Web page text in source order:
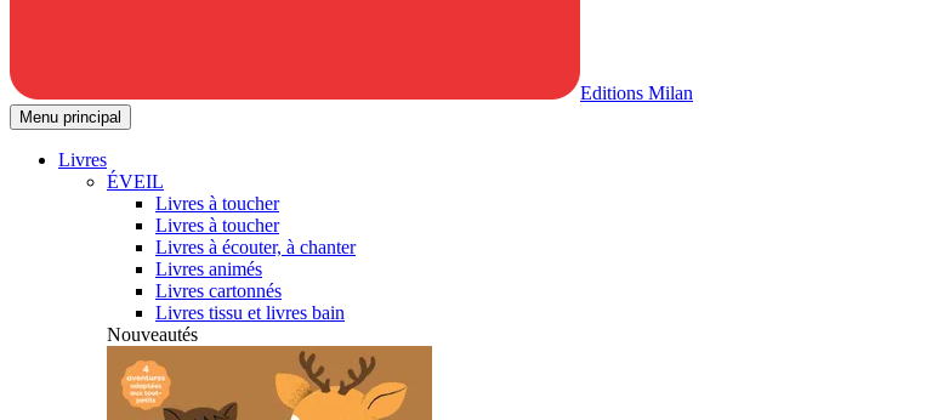
Editions Milan
Menu principal
Livres
ÉVEIL
Livres à toucher
Livres à toucher
Livres à écouter, à chanter
Livres animés
Livres cartonnés
Livres tissu et livres bain
Nouveautés